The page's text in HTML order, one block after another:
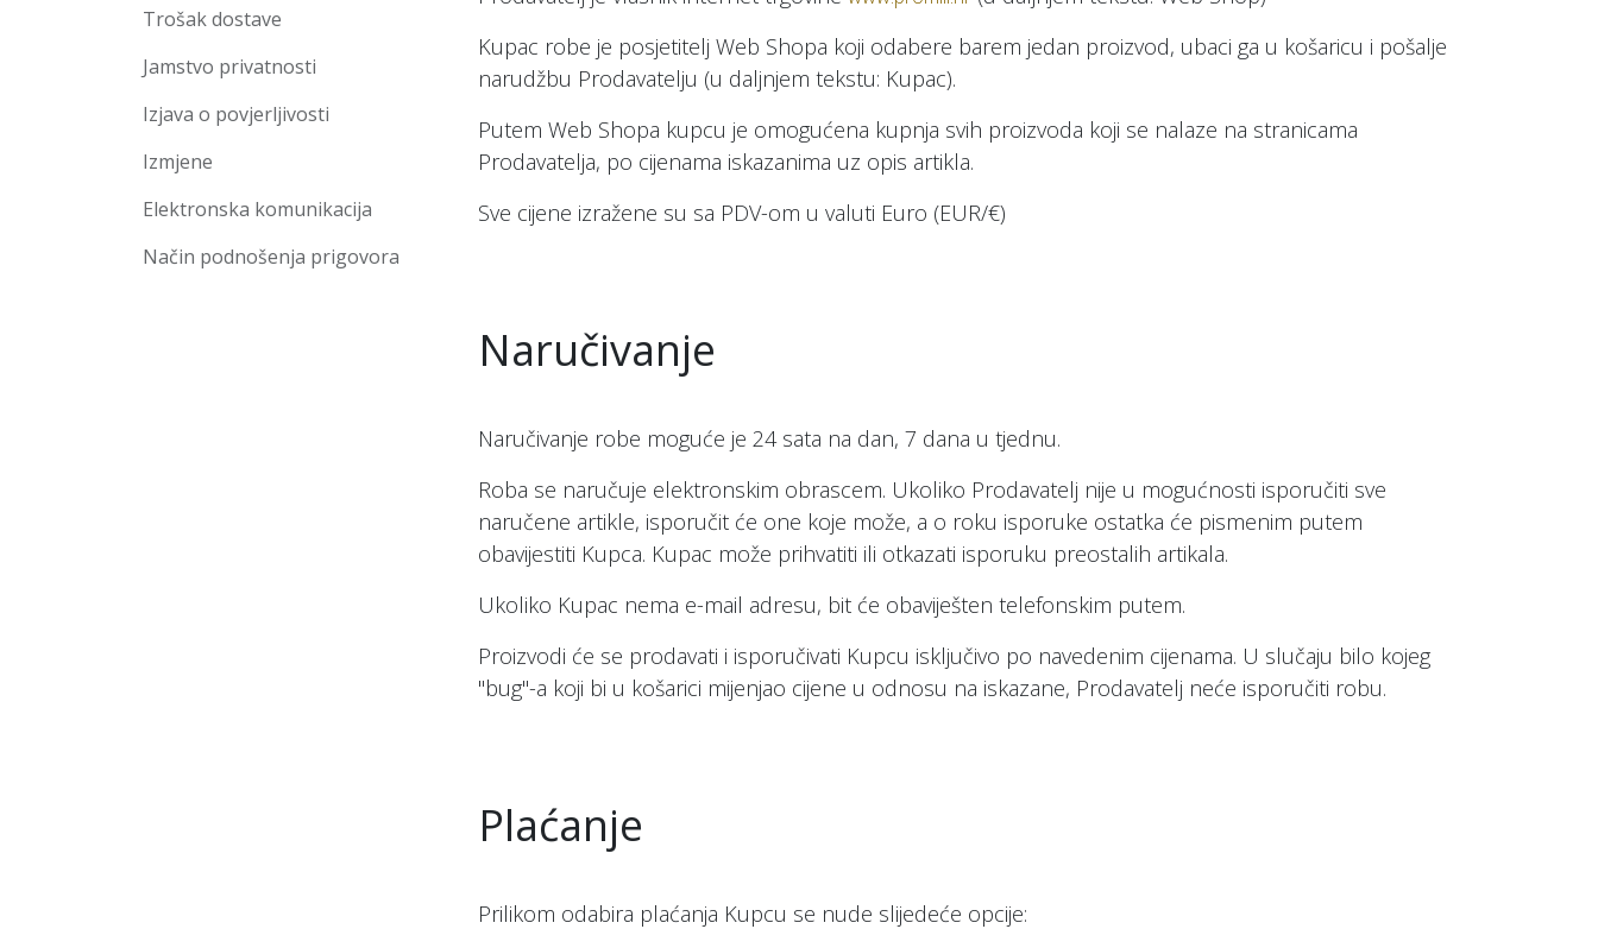
Trošak dostave
Jamstvo privatnosti
Izjava o povjerljivosti
Izmjene
Elektronska komunikacija
Način podnošenja prigovora
Kupac robe je posjetitelj Web Shopa koji odabere barem jedan proizvod, ubaci ga u košaricu i pošalje
narudžbu Prodavatelju (u daljnjem tekstu: Kupac).
Putem Web Shopa kupcu je omogućena kupnja svih proizvoda koji se nalaze na stranicama
Prodavatelja, po cijenama iskazanima uz opis artikla.
Sve cijene izražene su sa PDV-om u valuti Euro (EUR/€)
Naručivanje
Naručivanje robe moguće je 24 sata na dan, 7 dana u tjednu.
Roba se naručuje elektronskim obrascem. Ukoliko Prodavatelj nije u mogućnosti isporučiti sve
naručene artikle, isporučit će one koje može, a o roku isporuke ostatka će pismenim putem
obavijestiti Kupca. Kupac može prihvatiti ili otkazati isporuku preostalih artikala.
Ukoliko Kupac nema e-mail adresu, bit će obaviješten telefonskim putem.
Proizvodi će se prodavati i isporučivati Kupcu isključivo po navedenim cijenama. U slučaju bilo kojeg
"bug"-a koji bi u košarici mijenjao cijene u odnosu na iskazane, Prodavatelj neće isporučiti robu.
Plaćanje
Prilikom odabira plaćanja Kupcu se nude slijedeće opcije: